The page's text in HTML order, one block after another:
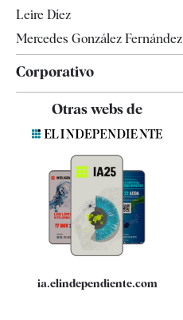
Leire Díez
Mercedes González Fernández
Corporativo
Contacto
Quiénes somos
Especificaciones
Otras webs de
ia.elindependiente.com